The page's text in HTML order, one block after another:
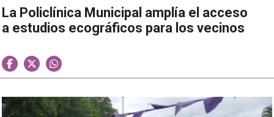
La Policlínica Municipal amplía el acceso
a estudios ecográficos para los vecinos